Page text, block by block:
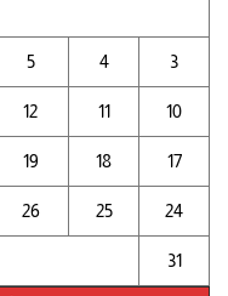
3
4
5
10
11
12
17
18
19
24
25
26
31